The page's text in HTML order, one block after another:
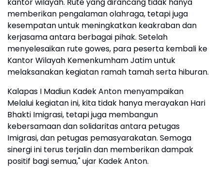
memberikan pengalaman olahraga, tetapi juga
kesempatan untuk meningkatkan keakraban dan
kerjasama antara berbagai pihak. Setelah
menyelesaikan rute gowes, para peserta kembali ke
Kantor Wilayah Kemenkumham Jatim untuk
melaksanakan kegiatan ramah tamah serta hiburan.
Kalapas I Madiun Kadek Anton menyampaikan
Melalui kegiatan ini, kita tidak hanya merayakan Hari
Bhakti Imigrasi, tetapi juga membangun
kebersamaan dan solidaritas antara petugas
Imigrasi, dan petugas pemasyarakatan. Semoga
sinergi ini terus terjalin dan memberikan dampak
positif bagi semua," ujar Kadek Anton.